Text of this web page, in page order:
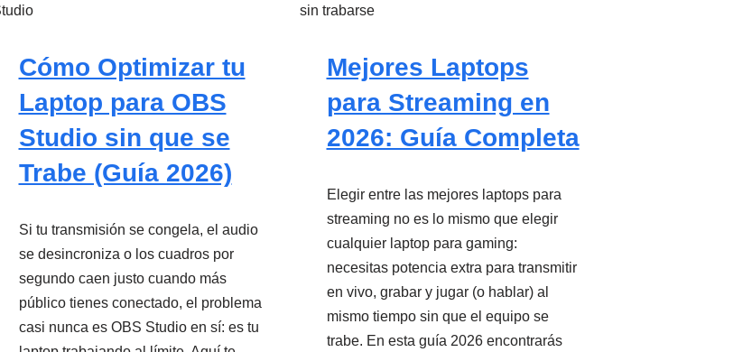
Cómo Optimizar tu
Laptop para OBS
Studio sin que se
Trabe (Guía 2026)
Si tu transmisión se congela, el audio
se desincroniza o los cuadros por
segundo caen justo cuando más
público tienes conectado, el problema
casi nunca es OBS Studio en sí: es tu
Mejores Laptops
para Streaming en
2026: Guía Completa
Elegir entre las mejores laptops para
streaming no es lo mismo que elegir
cualquier laptop para gaming:
necesitas potencia extra para transmitir
en vivo, grabar y jugar (o hablar) al
mismo tiempo sin que el equipo se
trabe. En esta guía 2026 encontrarás